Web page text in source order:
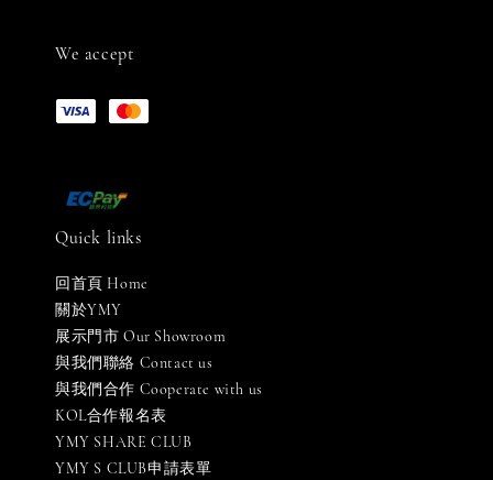
We accept
Quick links
回首頁 Home
關於YMY
展示門市 Our Showroom
與我們聯絡 Contact us
與我們合作 Cooperate with us
KOL合作報名表
YMY SHARE CLUB
YMY S CLUB申請表單